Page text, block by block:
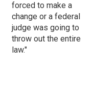
forced to make a
change or a federal
judge was going to
throw out the entire
law."